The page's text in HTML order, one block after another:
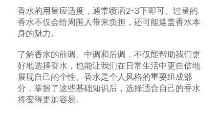
香水的用量应适度，通常喷洒2-3下即可。过量的
香水不仅会给周围人带来负担，还可能遮盖香水本
身的魅力。
了解香水的前调、中调和后调，不仅能帮助我们更
好地选择香水，也能让我们在日常生活中更自信地
展现自己的个性。香水是个人风格的重要组成部
分，掌握了这些基础知识后，选择适合自己的香水
将变得更加容易。